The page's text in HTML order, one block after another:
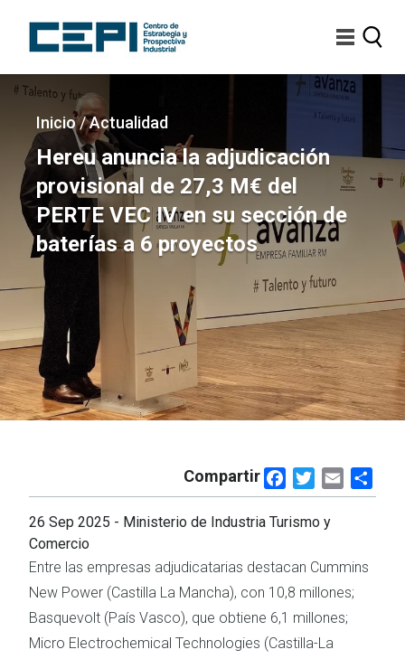
contenido
principal
Imagen
Sobrescribir
enlaces
ayuda
a
la
navegación
Inicio/Actualidad
Hereu anuncia la adjudicación
provisional de 27,3 M€ del
PERTE VEC IV en su sección de
baterías a 6 proyectos
Compartir FacebookTwitterEmail
26 Sep 2025 - Ministerio de Industria Turismo y
Comercio
Entre las empresas adjudicatarias destacan Cummins
New Power (Castilla La Mancha), con 10,8 millones;
Basquevolt (País Vasco), que obtiene 6,1 millones;
Micro Electrochemical Technologies (Castilla-La